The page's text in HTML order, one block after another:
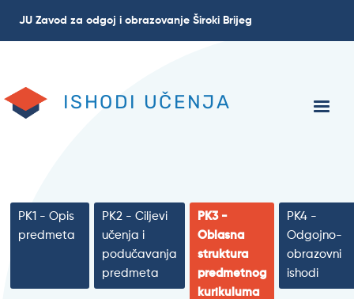
JU Zavod za odgoj i obrazovanje Široki Brijeg
ISHODI UČENJA
PK1 - Opis
predmeta
PK2 - Ciljevi
učenja i
podučavanja
predmeta
PK3 -
Oblasna
struktura
predmetnog
kurikuluma
PK4 -
Odgojno-
obrazovni
ishodi